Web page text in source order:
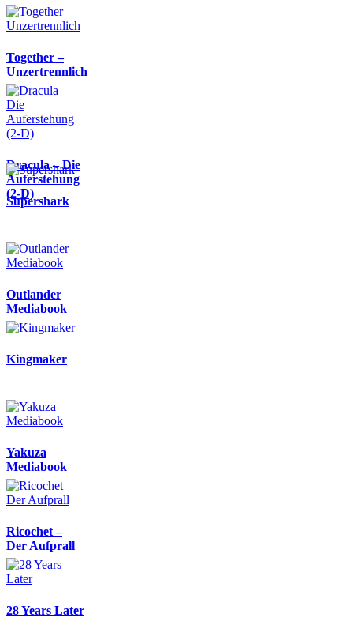
Together –
Unzertrennlich
Dracula – Die
Auferstehung
(2-D)
Supershark
Outlander
Mediabook
Kingmaker
Yakuza
Mediabook
Ricochet –
Der Aufprall
28 Years Later